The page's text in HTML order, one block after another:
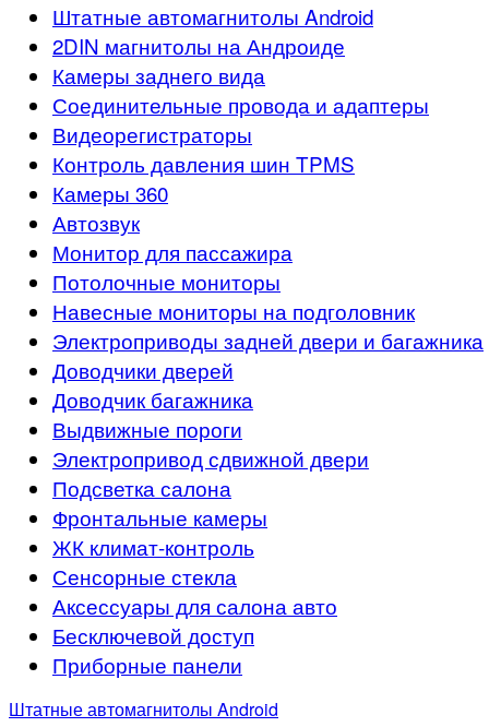
Штатные автомагнитолы Android
2DIN магнитолы на Андроиде
Камеры заднего вида
Соединительные провода и адаптеры
Видеорегистраторы
Контроль давления шин TPMS
Камеры 360
Автозвук
Монитор для пассажира
Потолочные мониторы
Навесные мониторы на подголовник
Электроприводы задней двери и багажника
Доводчики дверей
Доводчик багажника
Выдвижные пороги
Электропривод сдвижной двери
Подсветка салона
Фронтальные камеры
ЖК климат-контроль
Сенсорные стекла
Аксессуары для салона авто
Бесключевой доступ
Приборные панели
Штатные автомагнитолы Android